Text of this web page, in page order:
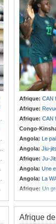
Afrique: CAN
Afrique:
Afrique: CAN
Congo-
Angola: Le
Angola: Jiu-
Afrique: Ju-Jitsu
Angola: Une
Angola: La
Afrique: Un
Afrique